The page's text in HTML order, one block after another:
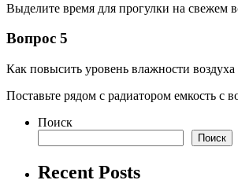
Выделите время для прогулки на свежем
Вопрос 5
Как повысить уровень влажности
Поставьте рядом с радиатором емкость с
Поиск
Поиск
Recent Posts